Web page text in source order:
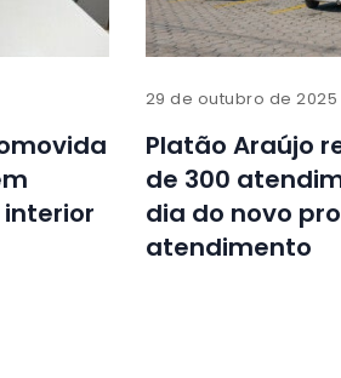
29 de outubro de 2025
Platão Araújo
de 300
dia do novo
atendimento